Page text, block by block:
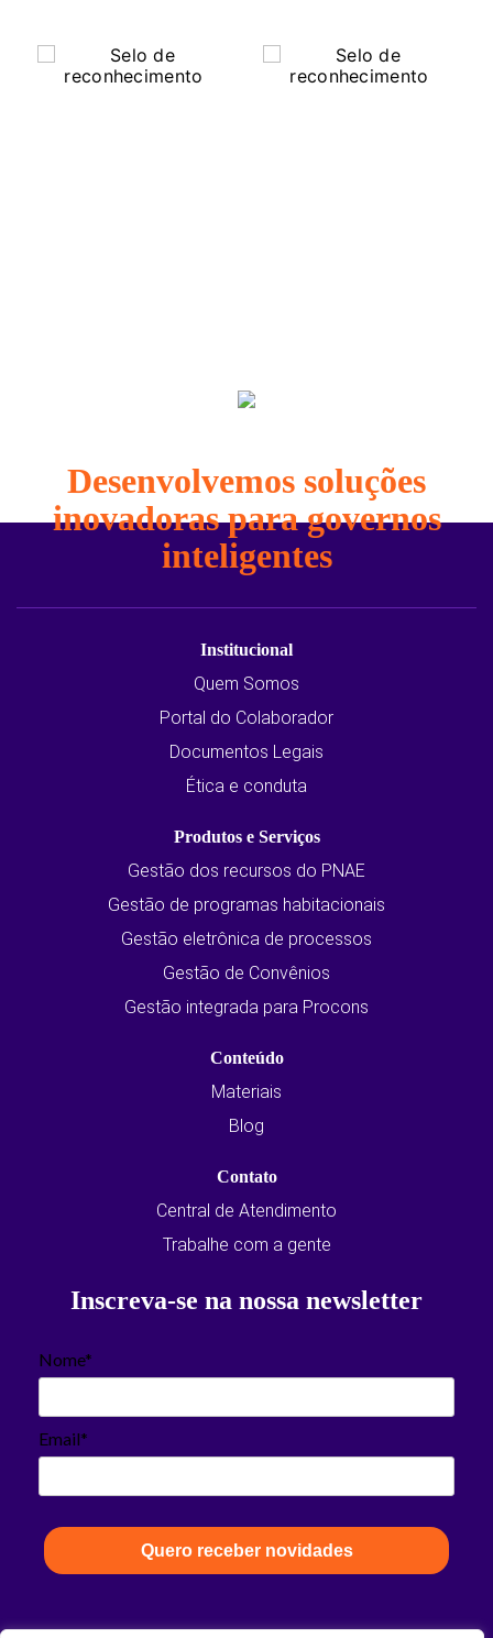
Desenvolvemos soluções
inovadoras para governos
inteligentes
Institucional
Quem Somos
Portal do Colaborador
Documentos Legais
Ética e conduta
Produtos e Serviços
Gestão dos recursos do PNAE
Gestão de programas habitacionais
Gestão eletrônica de processos
Gestão de Convênios
Gestão integrada para Procons
Conteúdo
Materiais
Blog
Contato
Central de Atendimento
Trabalhe com a gente
Inscreva-se na nossa newsletter
Nome*
Email*
Quero receber novidades